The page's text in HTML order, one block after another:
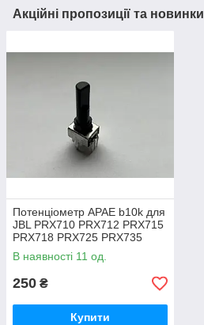
Акційні пропозиції та новинки
Потенціометр APAE b10k для
JBL PRX710 PRX712 PRX715
PRX718 PRX725 PRX735
PRX815 PRX835 PRX825
В наявності 11 од.
250 ₴
Купити